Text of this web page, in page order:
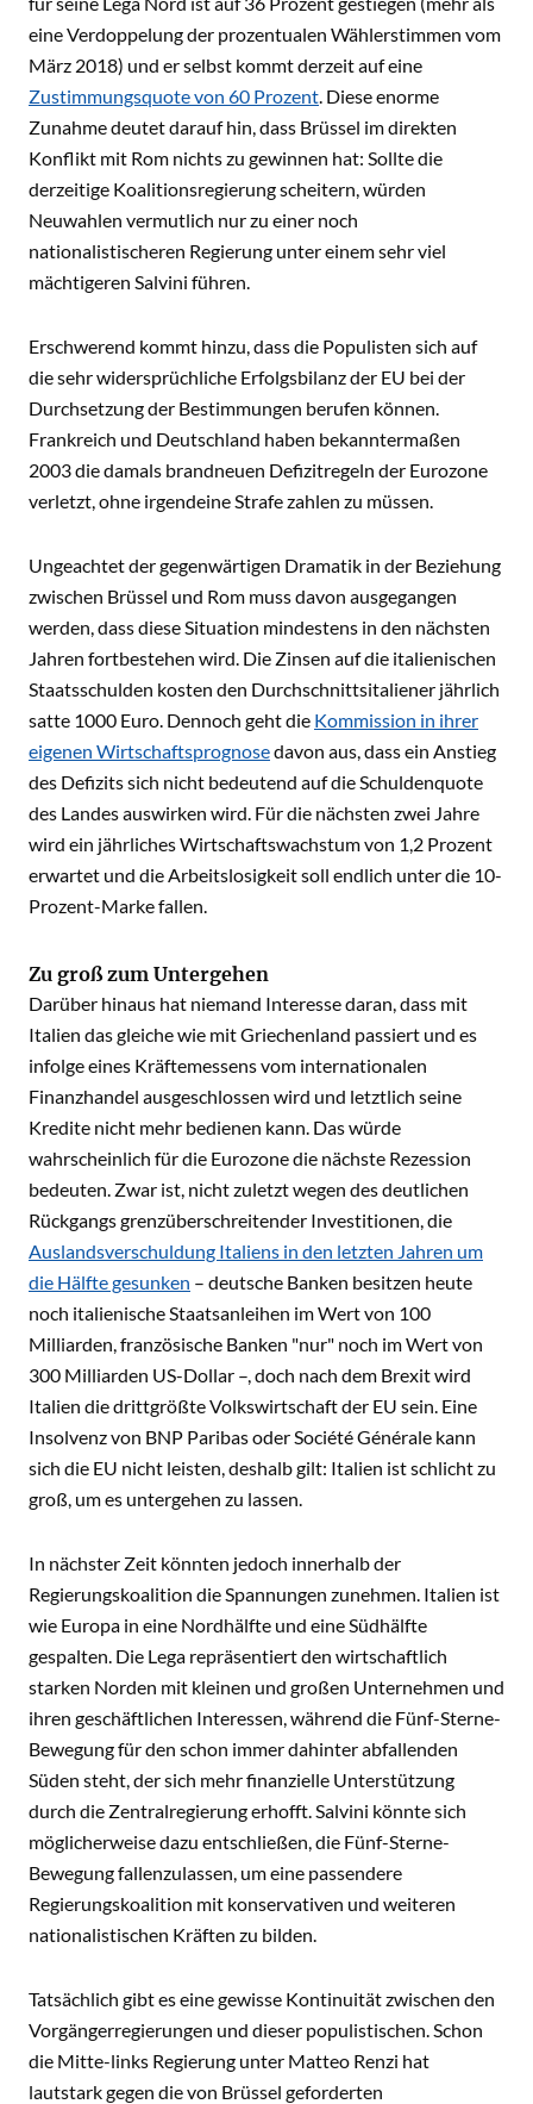
eine Verdoppelung der prozentualen Wählerstimmen vom
März 2018) und er selbst kommt derzeit auf eine
Zustimmungsquote von 60 Prozent. Diese enorme
Zunahme deutet darauf hin, dass Brüssel im direkten
Konflikt mit Rom nichts zu gewinnen hat: Sollte die
derzeitige Koalitionsregierung scheitern, würden
Neuwahlen vermutlich nur zu einer noch
nationalistischeren Regierung unter einem sehr viel
mächtigeren Salvini führen.
Erschwerend kommt hinzu, dass die Populisten sich auf
die sehr widersprüchliche Erfolgsbilanz der EU bei der
Durchsetzung der Bestimmungen berufen können.
Frankreich und Deutschland haben bekanntermaßen
2003 die damals brandneuen Defizitregeln der Eurozone
verletzt, ohne irgendeine Strafe zahlen zu müssen.
Ungeachtet der gegenwärtigen Dramatik in der Beziehung
zwischen Brüssel und Rom muss davon ausgegangen
werden, dass diese Situation mindestens in den nächsten
Jahren fortbestehen wird. Die Zinsen auf die italienischen
Staatsschulden kosten den Durchschnittsitaliener jährlich
satte 1000 Euro. Dennoch geht die Kommission in ihrer
eigenen Wirtschaftsprognosedavon aus, dass ein Anstieg
des Defizits sich nicht bedeutend auf die Schuldenquote
des Landes auswirken wird. Für die nächsten zwei Jahre
wird ein jährliches Wirtschaftswachstum von 1,2 Prozent
erwartet und die Arbeitslosigkeit soll endlich unter die 10-
Prozent-Marke fallen.
Zu groß zum Untergehen
Darüber hinaus hat niemand Interesse daran, dass mit
Italien das gleiche wie mit Griechenland passiert und es
infolge eines Kräftemessens vom internationalen
Finanzhandel ausgeschlossen wird und letztlich seine
Kredite nicht mehr bedienen kann. Das würde
wahrscheinlich für die Eurozone die nächste Rezession
bedeuten. Zwar ist, nicht zuletzt wegen des deutlichen
Rückgangs grenzüberschreitender Investitionen, die
Auslandsverschuldung Italiens in den letzten Jahren um
die Hälfte gesunken – deutsche Banken besitzen heute
noch italienische Staatsanleihen im Wert von 100
Milliarden, französische Banken "nur" noch im Wert von
300 Milliarden US-Dollar –, doch nach dem Brexit wird
Italien die drittgrößte Volkswirtschaft der EU sein. Eine
Insolvenz von BNP Paribas oder Société Générale kann
sich die EU nicht leisten, deshalb gilt: Italien ist schlicht zu
groß, um es untergehen zu lassen.
In nächster Zeit könnten jedoch innerhalb der
Regierungskoalition die Spannungen zunehmen. Italien ist
wie Europa in eine Nordhälfte und eine Südhälfte
gespalten. Die Lega repräsentiert den wirtschaftlich
starken Norden mit kleinen und großen Unternehmen und
ihren geschäftlichen Interessen, während die Fünf-Sterne-
Bewegung für den schon immer dahinter abfallenden
Süden steht, der sich mehr finanzielle Unterstützung
durch die Zentralregierung erhofft. Salvini könnte sich
möglicherweise dazu entschließen, die Fünf-Sterne-
Bewegung fallenzulassen, um eine passendere
Regierungskoalition mit konservativen und weiteren
nationalistischen Kräften zu bilden.
Tatsächlich gibt es eine gewisse Kontinuität zwischen den
Vorgängerregierungen und dieser populistischen. Schon
die Mitte-links Regierung unter Matteo Renzi hat
lautstark gegen die von Brüssel geforderten